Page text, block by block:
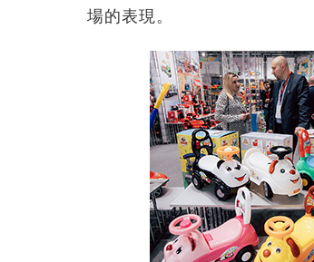
場的表現。